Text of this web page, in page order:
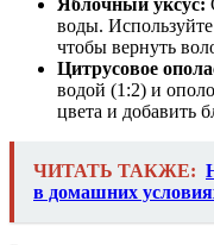
Яблочный уксус:
воды.
чтобы вернуть
Цитрусовое
водой (1:2) и
цвета и добавить
ЧИТАТЬ ТАКЖЕ:
в домашних